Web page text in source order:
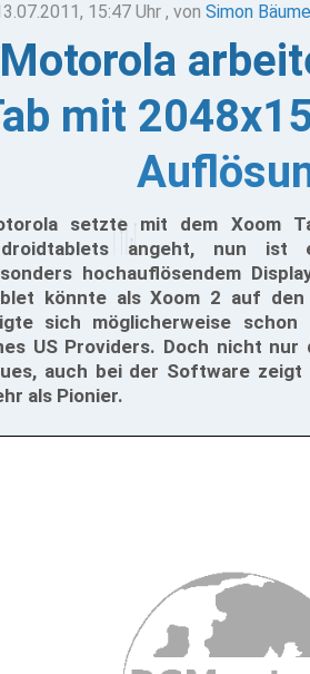
15:47 Uhr , vonSimon
mit
setzte mit dem Xoom
angeht, nun ist
hochauflösendem
könnte als Xoom 2 auf den
sich möglicherweise schon
US Providers. Doch nicht nur
auch bei der Software zeigt
als Pionier.